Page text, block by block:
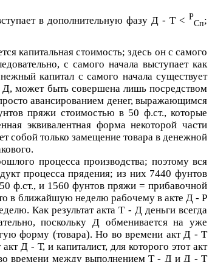
в дополнительную фазу Д - Т <Р
Сп;
капитальная стоимость; здесь он с самого
с самого начала выступает как
капитал с самого начала существует
Д, может быть совершена лишь посредством
авансированием денег, выражающимся
пряжи стоимостью в 50 ф.ст., которые
эквивалентная форма некоторой части
собой только замещение товара в денежной
процесса производства; поэтому вся
процесса прядения; из них 7440 фунтов
ф.ст., и 1560 фунтов пряжи = прибавочной
в ближайшую неделю рабочему в акте Д - Р
Как результат актаТ - Д деньги всегда
посколькуД обменивается на уже
форму (товара). Но во времени актД - Т
актД - Т, и капиталист, для которого этот акт
времени между выполнениемТ - Д иД - Т